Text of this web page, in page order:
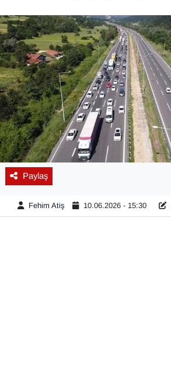
Paylaş
Fehim Atiş 10.06.2026 - 15:30
EĞİTİM
EKONOMİ
Eleman
Emlak
En çok konuşulanlar
GENEL
Güncel